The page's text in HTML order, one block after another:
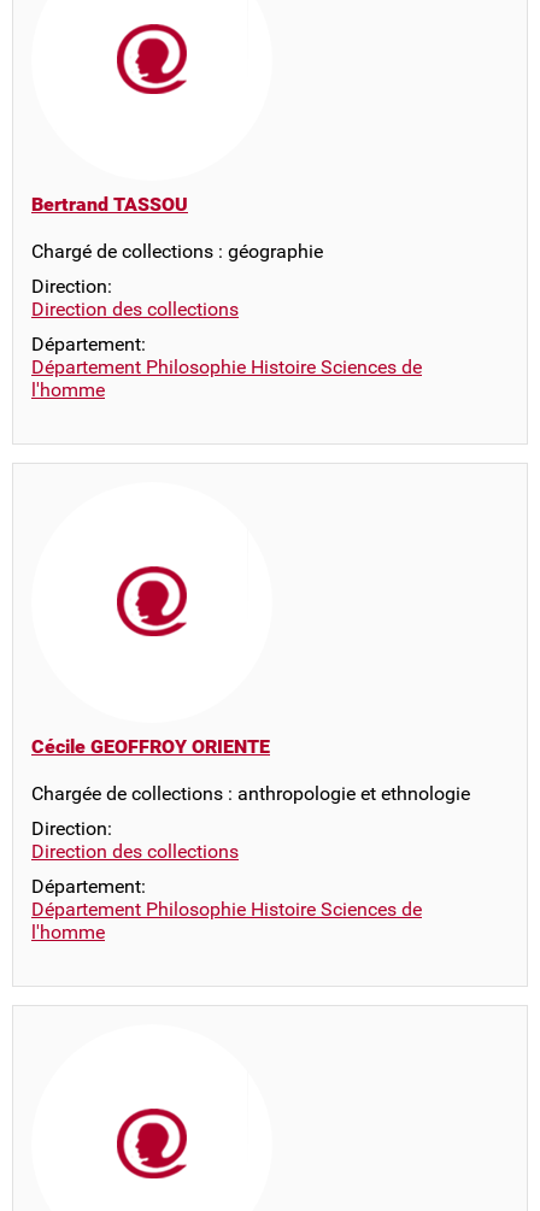
Bertrand TASSOU
Chargé de collections : géographie
Direction:
Direction des collections
Département:
Département Philosophie Histoire Sciences de
l'homme
Cécile GEOFFROY ORIENTE
Chargée de collections : anthropologie et ethnologie
Direction:
Direction des collections
Département:
Département Philosophie Histoire Sciences de
l'homme